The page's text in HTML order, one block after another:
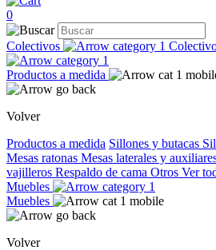
0
Colectivos
Productos a medida
Volver
Productos a medida Sillones y butacas
Mesas ratonas Mesas laterales y
vajilleros Respaldo de cama Otros Ver
Muebles
Muebles
Volver